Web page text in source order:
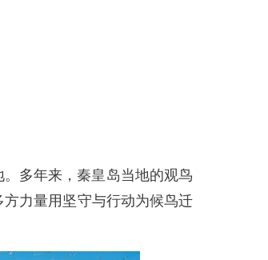
多年来，秦皇岛当地的观鸟
力量用坚守与行动为候鸟迁